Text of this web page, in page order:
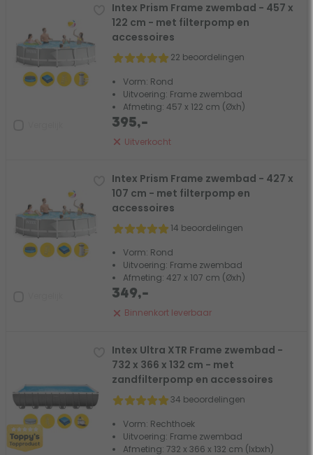
Intex Prism Frame zwembad - 457 x
122 cm - met filterpomp en
accessoires
22 beoordelingen
Vorm: Rond
Uitvoering: Frame zwembad
Afmeting: 457 x 122 cm (Øxh)
Uitverkocht
395,-
Intex Prism Frame zwembad - 427 x
107 cm - met filterpomp en
accessoires
14 beoordelingen
Vorm: Rond
Uitvoering: Frame zwembad
Afmeting: 427 x 107 cm (Øxh)
Binnenkort leverbaar
349,-
Intex Ultra XTR Frame zwembad -
732 x 366 x 132 cm - met
zandfilterpomp en accessoires
34 beoordelingen
Vorm: Rechthoek
Uitvoering: Frame zwembad
Afmeting: 732 x 366 x 132 cm (lxbxh)